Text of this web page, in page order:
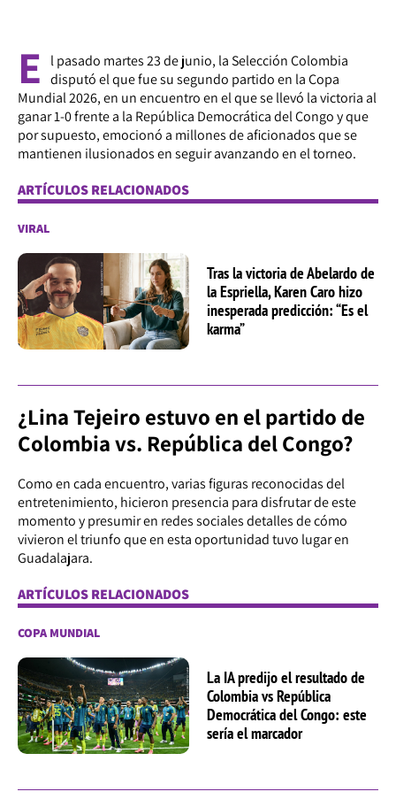
E
l pasado martes 23 de junio, la Selección Colombia
disputó el que fue su segundo partido en la Copa
Mundial 2026, en un encuentro en el que se llevó la victoria al
ganar 1-0 frente a la República Democrática del Congo y que
por supuesto, emocionó a millones de aficionados que se
mantienen ilusionados en seguir avanzando en el torneo.
ARTÍCULOS RELACIONADOS
VIRAL
Tras la victoria de Abelardo de
la Espriella, Karen Caro hizo
inesperada predicción: “Es el
karma”
¿Lina Tejeiro estuvo en el partido de
Colombia vs. República del Congo?
Como en cada encuentro, varias figuras reconocidas del
entretenimiento, hicieron presencia para disfrutar de este
momento y presumir en redes sociales detalles de cómo
vivieron el triunfo que en esta oportunidad tuvo lugar en
Guadalajara.
ARTÍCULOS RELACIONADOS
COPA MUNDIAL
La IA predijo el resultado de
Colombia vs República
Democrática del Congo: este
sería el marcador